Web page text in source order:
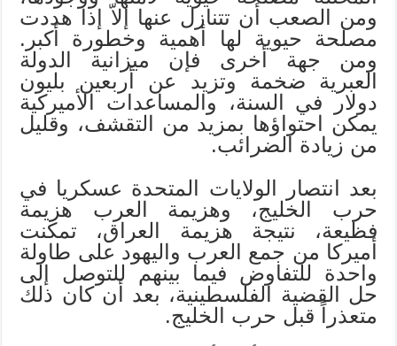
ومن الصعب أن تتنازل عنها إلاّ إذا هددت
مصلحة حيوية لها أهمية وخطورة أكبر.
ومن جهة أخرى فإن ميزانية الدولة
العبرية ضخمة وتزيد عن أربعين بليون
دولار في السنة، والمساعدات الأميركية
يمكن احتواؤها بمزيد من التقشف، وقليل
من زيادة الضرائب.
بعد انتصار الولايات المتحدة عسكريا في
حرب الخليج، وهزيمة العرب هزيمة
فظيعة، نتيجة هزيمة العراق، تمكنت
أميركا من جمع العرب واليهود على طاولة
واحدة للتفاوض فيما بينهم للتوصل إلى
حل القضية الفلسطينية، بعد أن كان ذلك
متعذراً قبل حرب الخليج.